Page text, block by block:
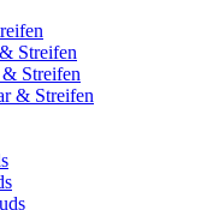
Streifen
Streifen
& Streifen